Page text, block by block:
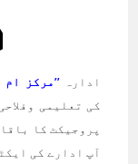
ادارہ’’مرکز
کی تعلیمی
پروجیکٹ کا
آپ ادارے کی